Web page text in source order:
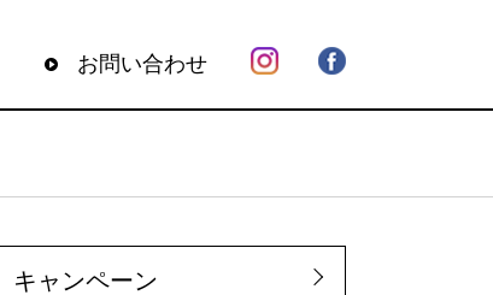
お問い合わせ
キャンペーン